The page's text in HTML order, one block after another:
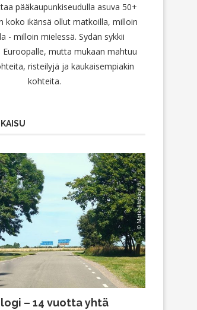
pääkaupunkiseudulla asuva 50+
koko ikänsä ollut matkoilla, milloin
- milloin mielessä. Sydän sykkii
Euroopalle, mutta mukaan mahtuu
risteilyjä ja kaukaisempiakin
kohteita.
– 14 vuotta yhtä